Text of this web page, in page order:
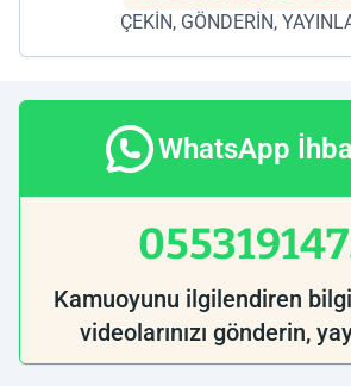
ÇEKİN, GÖNDERİN,
WhatsApp
Kamuoyunu ilgilendiren
videolarınızı gönderin,